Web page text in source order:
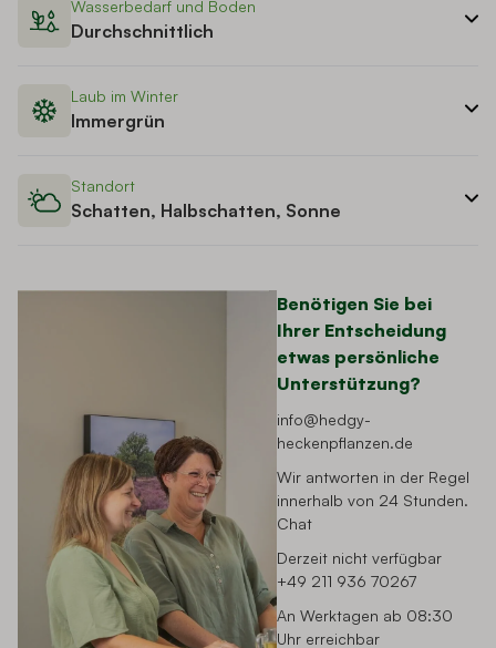
Wasserbedarf und Boden
Durchschnittlich
Laub im Winter
Immergrün
Standort
Schatten, Halbschatten, Sonne
Benötigen Sie bei
Ihrer Entscheidung
etwas persönliche
Unterstützung?
info@hedgy-
heckenpflanzen.de
Wir antworten in der Regel
innerhalb von 24 Stunden.
Chat
Derzeit nicht verfügbar
+49 211 936 70267
An Werktagen ab 08:30
Uhr erreichbar